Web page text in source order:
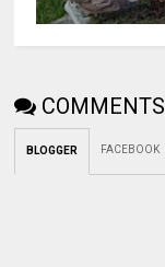
COMMENTS
BLOGGER FACEBOOK